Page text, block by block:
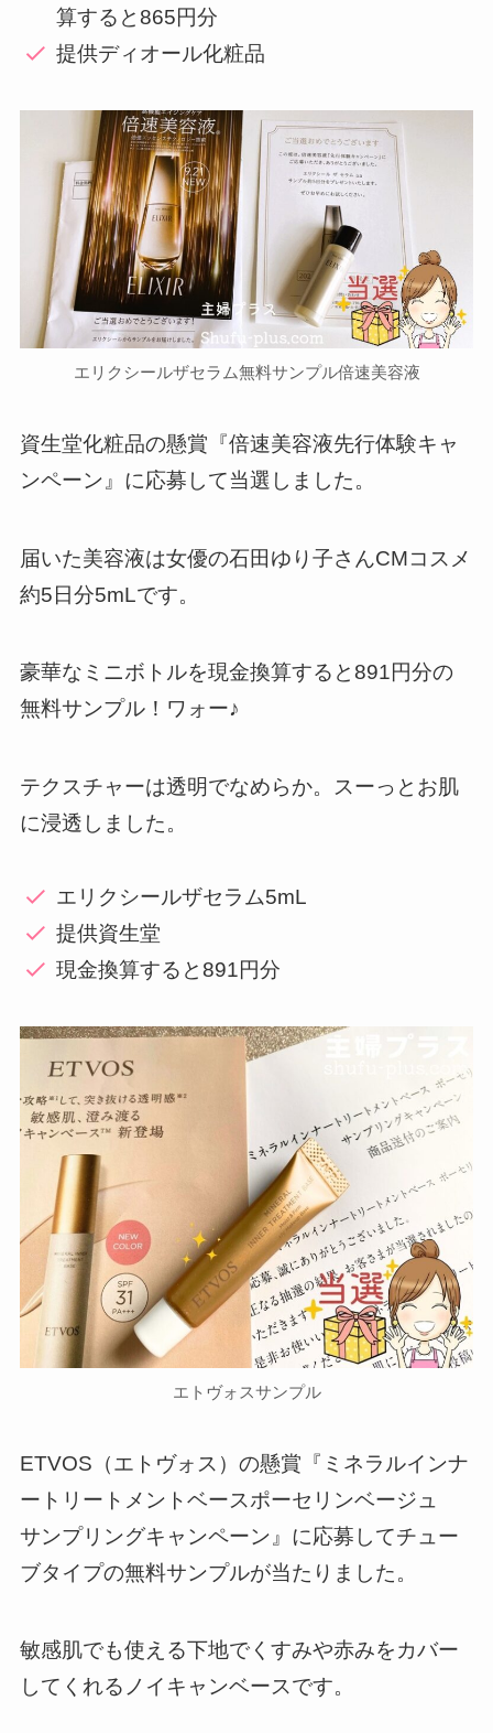
算すると865円分
提供ディオール化粧品
エリクシールザセラム無料サンプル倍速美容液
資生堂化粧品の懸賞『倍速美容液先行体験キャ
ンペーン』に応募して当選しました。
届いた美容液は女優の石田ゆり子さんCMコスメ
約5日分5mLです。
豪華なミニボトルを現金換算すると891円分の
無料サンプル！ワォー♪
テクスチャーは透明でなめらか。スーっとお肌
に浸透しました。
エリクシールザセラム5mL
提供資生堂
現金換算すると891円分
エトヴォスサンプル
ETVOS（エトヴォス）の懸賞『ミネラルインナ
ートリートメントベースポーセリンベージュ
サンプリングキャンペーン』に応募してチュー
ブタイプの無料サンプルが当たりました。
敏感肌でも使える下地でくすみや赤みをカバー
してくれるノイキャンベースです。